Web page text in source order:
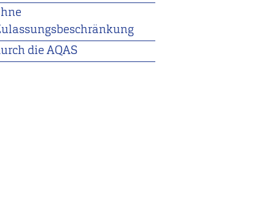
die AQAS